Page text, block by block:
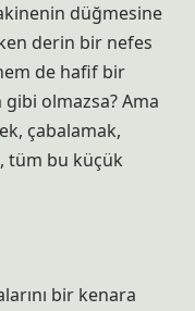
düğmesine
derin bir nefes
de hafif bir
olmazsa? Ama
çabalamak,
tüm bu küçük
bir kenara